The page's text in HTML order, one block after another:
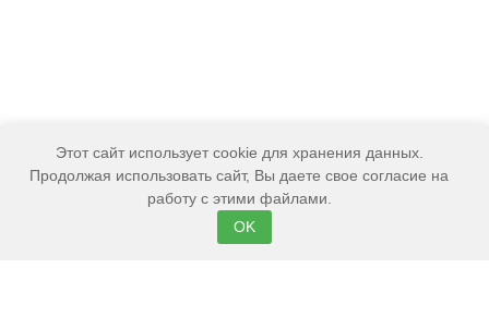
Этот сайт использует cookie для хранения данных.
Продолжая использовать сайт, Вы даете свое согласие на
работу с этими файлами.
OK